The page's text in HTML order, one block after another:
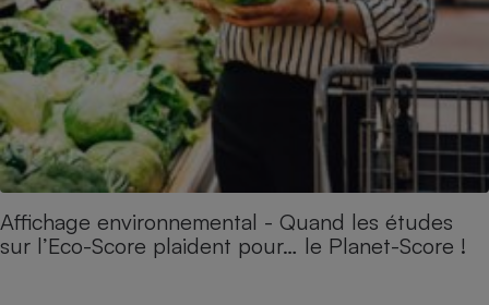
Affichage environnemental - Quand les études
sur l’Eco-Score plaident pour… le Planet-Score !